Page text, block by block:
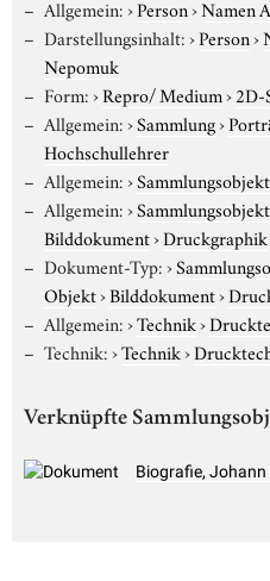
Allgemein:›Person›Namen
Darstellungsinhalt:›Person›
Nepomuk
Form:›Repro/ Medium›2D-
Allgemein:›Sammlung›
Hochschullehrer
Allgemein:›Sammlungsobjekt
Allgemein:›Sammlungsobjekt
Bilddokument›Druckgraphik
Dokument-Typ:›
Objekt›Bilddokument›
Allgemein:›Technik›
Technik:›Technik›
Verknüpfte
Biografie,